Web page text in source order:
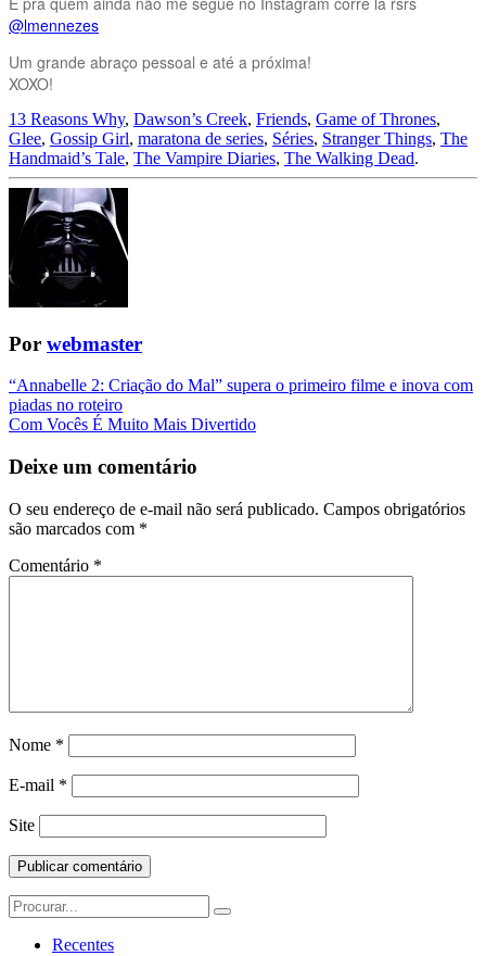
@lmennezes
Um grande abraço pessoal e até a próxima!
XOXO!
13 Reasons Why, Dawson’s Creek, Friends, Game of Thrones,
Glee, Gossip Girl, maratona de series, Séries, Stranger Things, The
Handmaid’s Tale, The Vampire Diaries, The Walking Dead.
Por webmaster
Navegação
da
“Annabelle 2: Criação do Mal” supera o primeiro filme e inova com
piadas no roteiro
Com Vocês É Muito Mais Divertido
Deixe um comentário
O seu endereço de e-mail não será publicado. Campos obrigatórios
são marcados com *
Comentário *
Nome *
E-mail *
Site
Search
for:
Recentes